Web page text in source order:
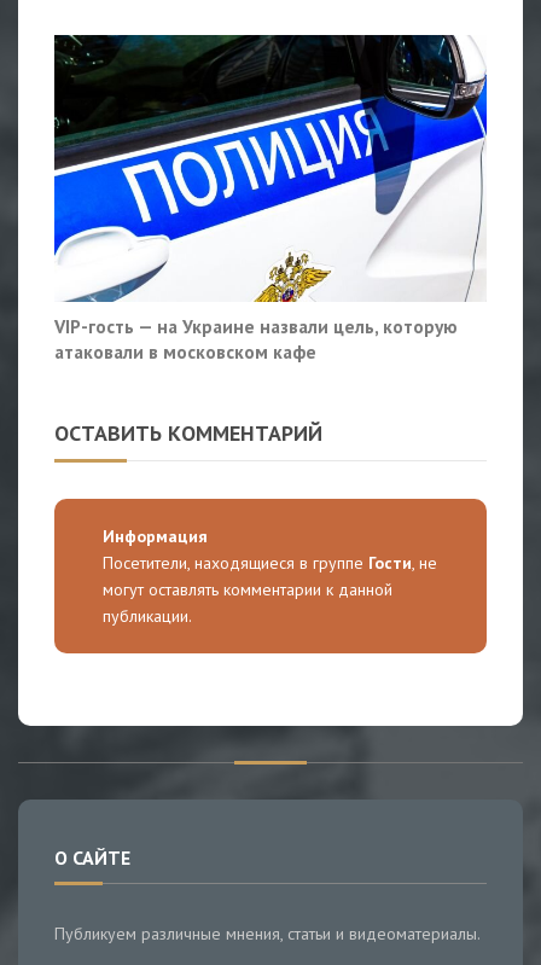
VIP-гость — на Украине назвали цель, которую
атаковали в московском кафе
ОСТАВИТЬ КОММЕНТАРИЙ
Информация
Посетители, находящиеся в группе Гости , не
могут оставлять комментарии к данной
публикации.
О САЙТЕ
Публикуем различные мнения, статьи и видеоматериалы.